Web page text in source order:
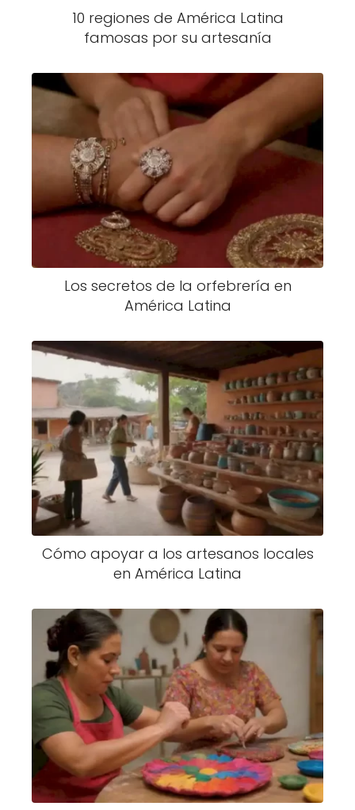
10 regiones de América Latina
famosas por su artesanía
Los secretos de la orfebrería en
América Latina
Cómo apoyar a los artesanos locales
en América Latina